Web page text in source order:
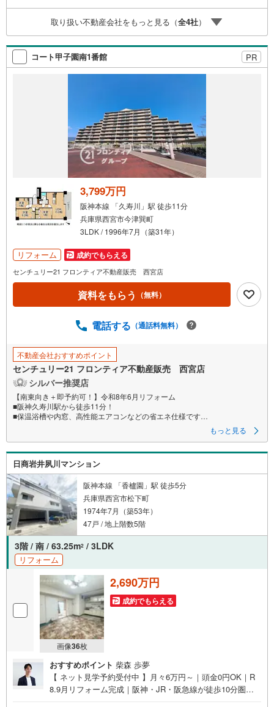
つ替えスペースも完備しており、お子さま連れでも安心し
てご来店いただけます。住宅ローンに強く、事前審査のサ
ポートや金融機関のご提案、お客様一人ひとりに合わせた
無理のない資金計画のご提案までトータルでサポートいた
します。ローンに不安のある方もお気軽にご
取り扱い不動産会社をもっと見る（全4社）
コート甲子園南1番館 PR
3,799万円
阪神本線 「久寿川」駅 徒歩11分
兵庫県西宮市今津巽町
3LDK / 1996年7月（築31年）
リフォーム 成約でもらえる
センチュリー21 フロンティア不動産販売 西宮店
資料をもらう （無料）
電話する （通話料無料）
不動産会社おすすめポイント
センチュリー21 フロンティア不動産販売 西宮店
シルバー推奨店
【南東向き＋即予約可！】令和8年6月リフォーム
■阪神久寿川駅から徒歩11分！
■保温浴槽や内窓、高性能エアコンなどの省エネ仕様です
■食洗機や浴室乾燥など家事を時短できる設備が充実しています
リフォーム内容
・システムキッチン
・ユニットバス
・洗面化粧台
・トイレ
・給湯設備
・エアコン
・配管
・照明器具、建具
・フローリング、フロアタイル、壁・天井クロス貼替
立地
・西宮市立今津小学校まで徒歩約11分
・西宮市立真砂中学校まで徒歩約7分
弊社が選ばれる理由
1.お金の扱い方のプロ、ファイナンシャルプランナーが資金計画をサポー
2.買い替えなどにも対応できる売却専門チームあり！
3.たくさんの銀行と繋がりがあるため、最も低金利になるように審査が可
4.物件のお引渡し後に必要になったお家のリフォームも弊社のリフォームプ
ランナーがご提案！
5.定期的にご連絡を繋ぎ、有事の際に迅速にサポートいたします
弊社は専門家同士が連携をとっているため、より多くの知見がございます
もっと見る
日商岩井夙川マンション
阪神本線 「香櫨園」駅 徒歩5分
兵庫県西宮市松下町
1974年7月（築53年）
47戸 / 地上階数5階
3階 / 南 / 63.25m2 / 3LDK
リフォーム
画像36枚
2,690万円
成約でもらえる
おすすめポイント 柴森 歩夢
【 ネット見学予約受付中 】月々6万円～｜頭金0円OK｜R
8.9月リフォーム完成｜阪神・JR・阪急線が徒歩10分圏内